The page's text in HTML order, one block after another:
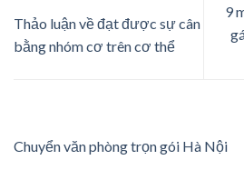
Thảo luận về đạt được sự cân
bằng nhóm cơ trên cơ thể
9
Chuyển văn phòng trọn gói Hà Nội